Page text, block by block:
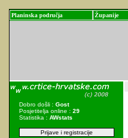
Planinska područja Županije
Dobro došli : Gost
Posjetitelja online : 29
Statistika : AWstats
Prijave i registracije